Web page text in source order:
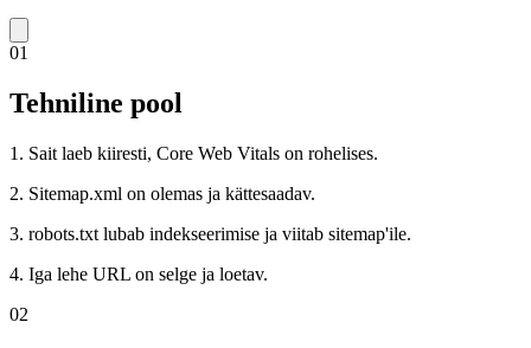
01
Tehniline pool
1. Sait laeb kiiresti, Core Web Vitals on rohelises.
2. Sitemap.xml on olemas ja kättesaadav.
3. robots.txt lubab indekseerimise ja viitab sitemap'ile.
4. Iga lehe URL on selge ja loetav.
02